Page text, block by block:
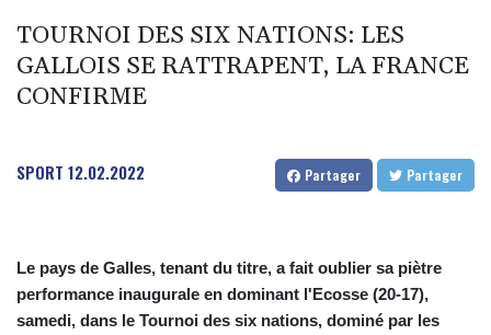
TOURNOI DES SIX NATIONS: LES
GALLOIS SE RATTRAPENT, LA FRANCE
CONFIRME
SPORT 12.02.2022 Partager Partager
Le pays de Galles, tenant du titre, a fait oublier sa piètre
performance inaugurale en dominant l'Ecosse (20-17),
samedi, dans le Tournoi des six nations, dominé par les